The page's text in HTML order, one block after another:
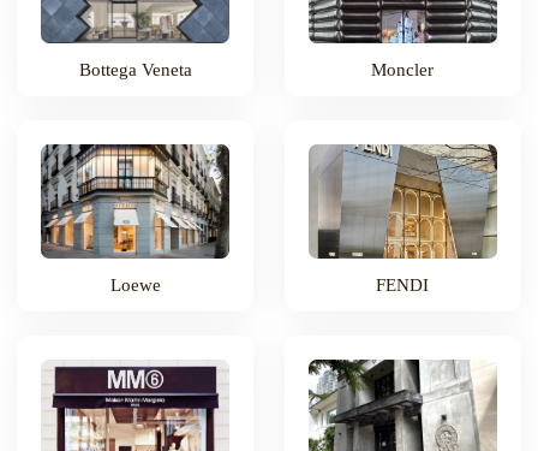
Bottega Veneta Moncler
Loewe FENDI